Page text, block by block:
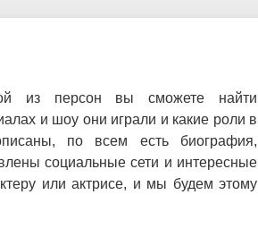
из персон вы сможете найти
и шоу они играли и какие роли в
по всем есть биография,
социальные сети и интересные
или актрисе, и мы будем этому